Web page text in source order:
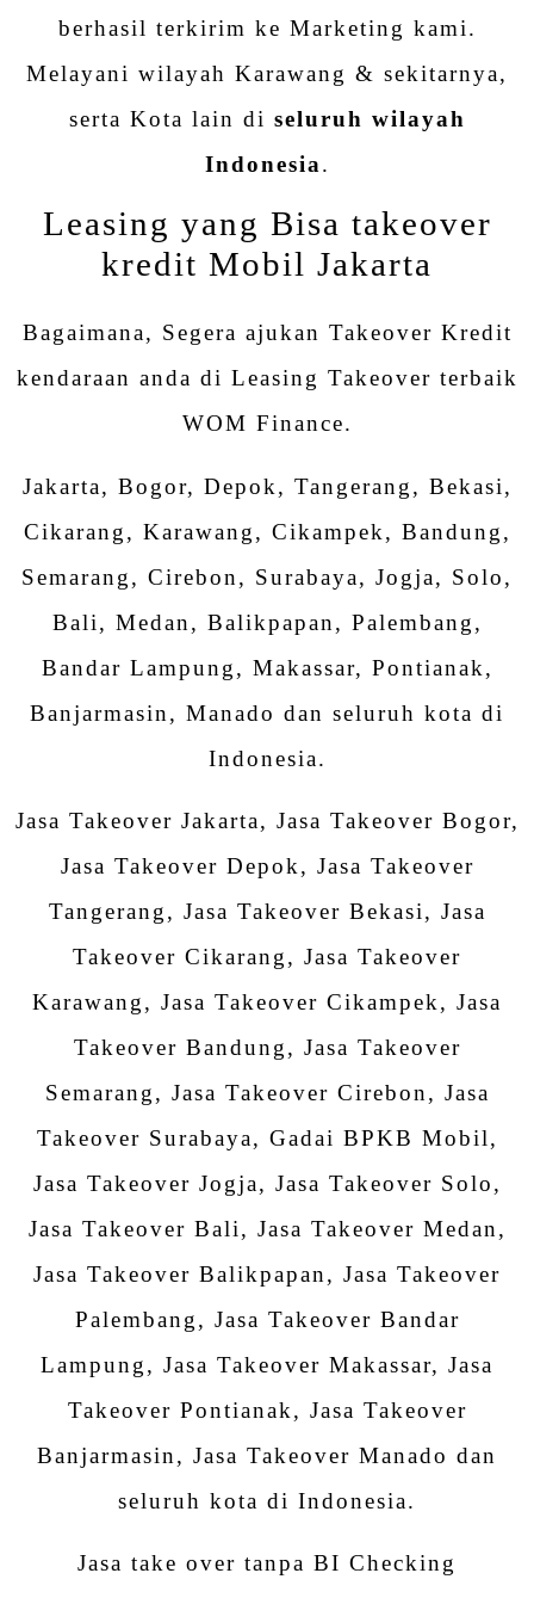
berhasil terkirim ke Marketing kami.
Melayani wilayah Karawang & sekitarnya,
serta Kota lain di seluruh wilayah
Indonesia.
Leasing yang Bisa takeover
kredit Mobil Jakarta
Bagaimana, Segera ajukan Takeover Kredit
kendaraan anda di Leasing Takeover terbaik
WOM Finance.
Jakarta, Bogor, Depok, Tangerang, Bekasi,
Cikarang, Karawang, Cikampek, Bandung,
Semarang, Cirebon, Surabaya, Jogja, Solo,
Bali, Medan, Balikpapan, Palembang,
Bandar Lampung, Makassar, Pontianak,
Banjarmasin, Manado dan seluruh kota di
Indonesia.
Jasa Takeover Jakarta, Jasa Takeover Bogor,
Jasa Takeover Depok, Jasa Takeover
Tangerang, Jasa Takeover Bekasi, Jasa
Takeover Cikarang, Jasa Takeover
Karawang, Jasa Takeover Cikampek, Jasa
Takeover Bandung, Jasa Takeover
Semarang, Jasa Takeover Cirebon, Jasa
Takeover Surabaya, Gadai BPKB Mobil,
Jasa Takeover Jogja, Jasa Takeover Solo,
Jasa Takeover Bali, Jasa Takeover Medan,
Jasa Takeover Balikpapan, Jasa Takeover
Palembang, Jasa Takeover Bandar
Lampung, Jasa Takeover Makassar, Jasa
Takeover Pontianak, Jasa Takeover
Banjarmasin, Jasa Takeover Manado dan
seluruh kota di Indonesia.
Jasa take over tanpa BI Checking